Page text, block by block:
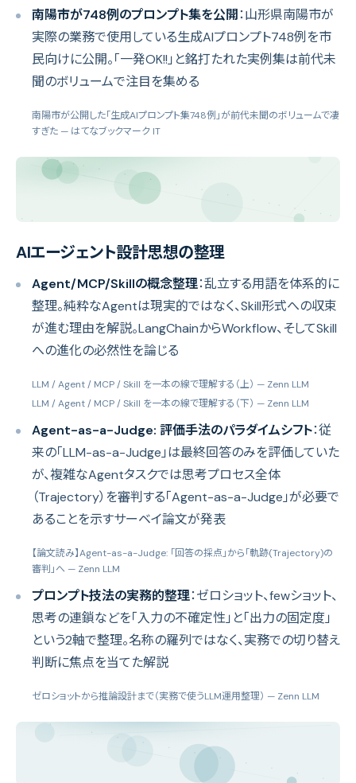
南陽市が748例のプロンプト集を公開 ：山形県南陽市が
実際の業務で使用している生成AIプロンプト748例を市
民向けに公開。「一発OK!!」と銘打たれた実例集は前代未
聞のボリュームで注目を集める
南陽市が公開した「生成AIプロンプト集748例」が前代未聞のボリュームで凄
すぎた — はてなブックマーク IT
AIエージェント設計思想の整理
Agent/MCP/Skillの概念整理：乱立する用語を体系的に
整理。純粋なAgentは現実的ではなく、Skill形式への収束
が進む理由を解説。LangChainからWorkflow、そしてSkill
への進化の必然性を論じる
LLM / Agent / MCP / Skill を一本の線で理解する（上） — Zenn LLM
LLM / Agent / MCP / Skill を一本の線で理解する（下） — Zenn LLM
Agent-as-a-Judge: 評価手法のパラダイムシフト：従
来の「LLM-as-a-Judge」は最終回答のみを評価していた
が、複雑なAgentタスクでは思考プロセス全体
（Trajectory）を審判する「Agent-as-a-Judge」が必要で
あることを示すサーベイ論文が発表
【論文読み】Agent-as-a-Judge: 「回答の採点」から「軌跡(Trajectory)の
審判」へ — Zenn LLM
プロンプト技法の実務的整理：ゼロショット、fewショット、
思考の連鎖などを「入力の不確定性」と「出力の固定度」
という2軸で整理。名称の羅列ではなく、実務での切り替え
判断に焦点を当てた解説
ゼロショットから推論設計まで（実務で使うLLM運用整理） — Zenn LLM